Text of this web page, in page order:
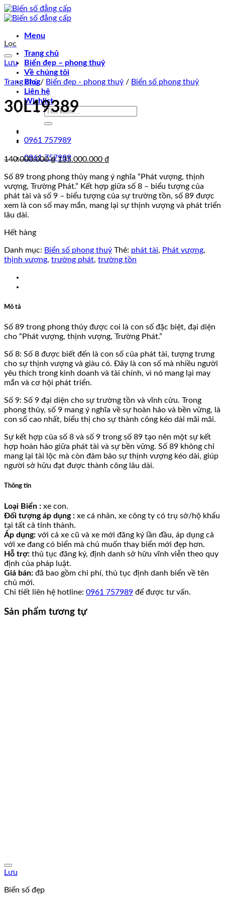
Chuyển
đến
dung
Menu
Trang chủ
Biển đẹp – phong thuỷ
Về chúng tôi
Blog
Liên hệ
Wishlist
Tìm
0961 757989
0961 757989
Lọc
Lưu
Trang chủ / Biển đẹp - phong thuỷ / Biển số phong thuỷ
30L19389
140.000.000₫ Giá
là:
140.000.000 ₫.
135.000.000 ₫
tại
là:
135.000.000 ₫.
Số 89 trong phong thủy mang ý nghĩa “Phát vượng, thịnh
vượng, Trường Phát.” Kết hợp giữa số 8 – biểu tượng của
phát tài và số 9 – biểu tượng của sự trường tồn, số 89 được
xem là con số may mắn, mang lại sự thịnh vượng và phát triển
lâu dài.
Hết hàng
Danh mục: Biển số phong thuỷ Thẻ: phát tài, Phát vượng,
thịnh vượng, trường phát, trường tồn
Mô tả
Số 89 trong phong thủy được coi là con số đặc biệt, đại diện
cho “Phát vượng, thịnh vượng, Trường Phát.”
Số 8: Số 8 được biết đến là con số của phát tài, tượng trưng
cho sự thịnh vượng và giàu có. Đây là con số mà nhiều người
yêu thích trong kinh doanh và tài chính, vì nó mang lại may
mắn và cơ hội phát triển.
Số 9: Số 9 đại diện cho sự trường tồn và vĩnh cửu. Trong
phong thủy, số 9 mang ý nghĩa về sự hoàn hảo và bền vững, là
con số cao nhất, biểu thị cho sự thành công kéo dài mãi mãi.
Sự kết hợp của số 8 và số 9 trong số 89 tạo nên một sự kết
hợp hoàn hảo giữa phát tài và sự bền vững. Số 89 không chỉ
mang lại tài lộc mà còn đảm bảo sự thịnh vượng kéo dài, giúp
người sở hữu đạt được thành công lâu dài.
Thông tin
Loại Biển : xe con.
Đối tượng áp dụng : xe cá nhân, xe công ty có trụ sở/hộ khẩu
tại tất cả tỉnh thành.
Áp dụng: với cả xe cũ và xe mới đăng ký lần đầu, áp dụng cả
với xe đang có biển mà chủ muốn thay biển mới đẹp hơn.
Hỗ trợ: thủ tục đăng ký, định danh sở hữu vĩnh viễn theo quy
định của pháp luật.
Giá bán: đã bao gồm chi phí, thủ tục định danh biển về tên
chủ mới.
Chi tiết liên hệ hotline: 0961 757989 để được tư vấn.
Sản phẩm tương tự
Lưu
Biển số đẹp